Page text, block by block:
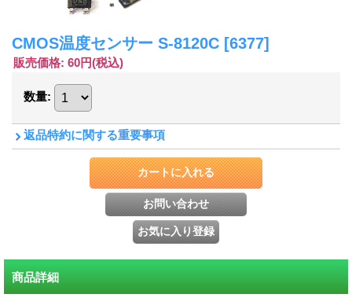
CMOS温度センサー S-8120C [6377]
販売価格: 60円(税込)
数量:
返品特約に関する重要事項
商品詳細